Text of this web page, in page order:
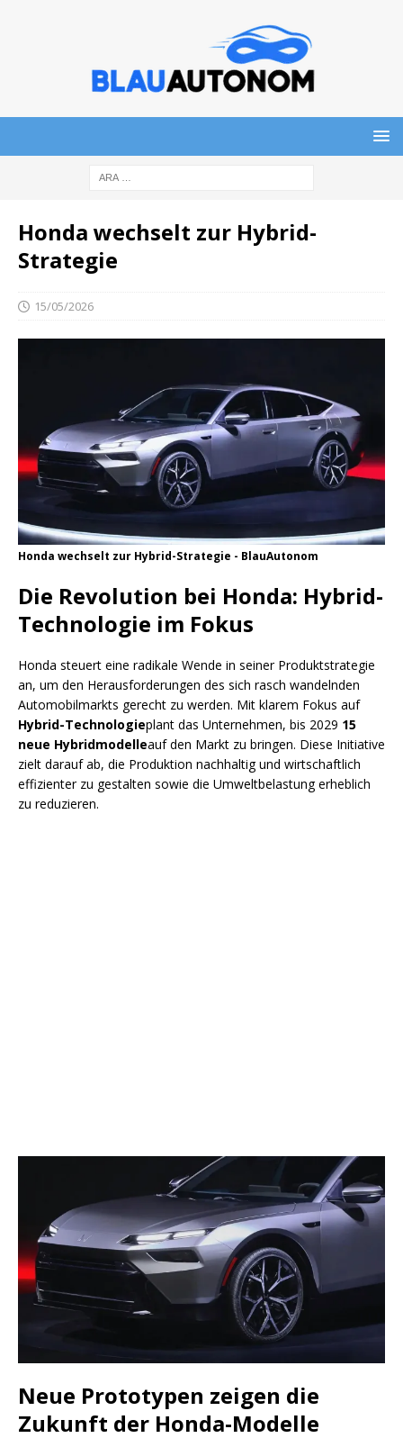
Honda wechselt zur Hybrid-
Strategie
15/05/2026
Honda wechselt zur Hybrid-Strategie - BlauAutonom
Die Revolution bei Honda: Hybrid-
Technologie im Fokus
Honda steuert eine radikale Wende in seiner Produktstrategie
an, um den Herausforderungen des sich rasch wandelnden
Automobilmarkts gerecht zu werden. Mit klarem Fokus auf
Hybrid-Technologieplant das Unternehmen, bis 2029 15
neue Hybridmodelleauf den Markt zu bringen. Diese Initiative
zielt darauf ab, die Produktion nachhaltig und wirtschaftlich
effizienter zu gestalten sowie die Umweltbelastung erheblich
zu reduzieren.
Neue Prototypen zeigen die
Zukunft der Honda-Modelle